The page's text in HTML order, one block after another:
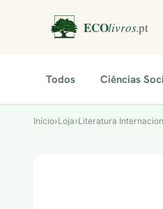
Todos Ciências
Início›Loja›Literatura